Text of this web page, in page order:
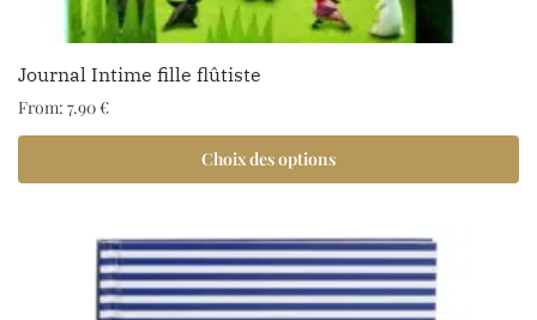
Journal Intime fille flûtiste
From: 7.90€
Choix des options